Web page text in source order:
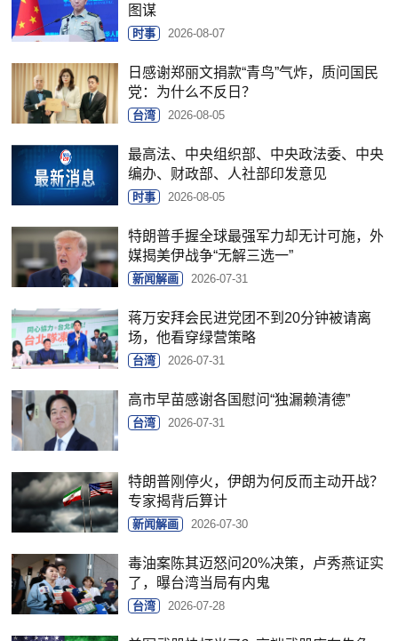
图谋
时事 2026-08-07
日感谢郑丽文捐款“青鸟”气炸，质问国民
党：为什么不反日？
台湾 2026-08-05
最高法、中央组织部、中央政法委、中央
编办、财政部、人社部印发意见
时事 2026-08-05
特朗普手握全球最强军力却无计可施，外
媒揭美伊战争“无解三选一”
新闻解画 2026-07-31
蒋万安拜会民进党团不到20分钟被请离
场，他看穿绿营策略
台湾 2026-07-31
高市早苗感谢各国慰问“独漏赖清德”
台湾 2026-07-31
特朗普刚停火，伊朗为何反而主动开战？
专家揭背后算计
新闻解画 2026-07-30
毒油案陈其迈怒问20%决策，卢秀燕证实
了，曝台湾当局有内鬼
台湾 2026-07-28